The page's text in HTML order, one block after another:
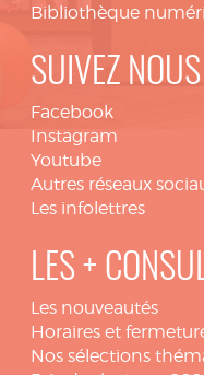
Bibliothèque
SUIVEZ
Facebook
Instagram
Youtube
Autres réseaux
Les infolettres
LES +
Les nouveautés
Horaires et
Nos sélections